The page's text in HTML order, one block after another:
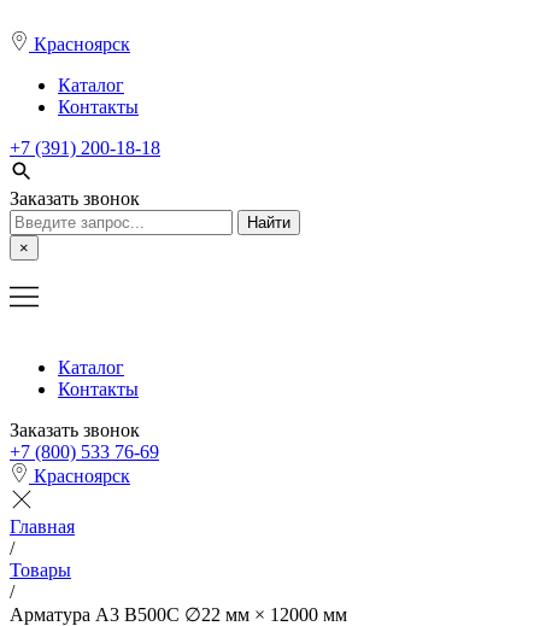
Красноярск
Каталог
Контакты
+7 (391) 200-18-18
Заказать звонок
Поиск:
×
Каталог
Контакты
Заказать звонок
+7 (800) 533 76-69
Красноярск
Главная
/
Товары
/
Арматура А3 В500С ∅22 мм × 12000 мм